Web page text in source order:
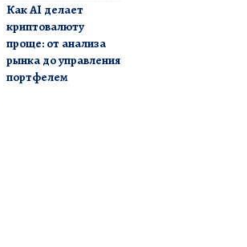
Как AI делает
криптовалюту
проще: от анализа
рынка до управления
портфелем